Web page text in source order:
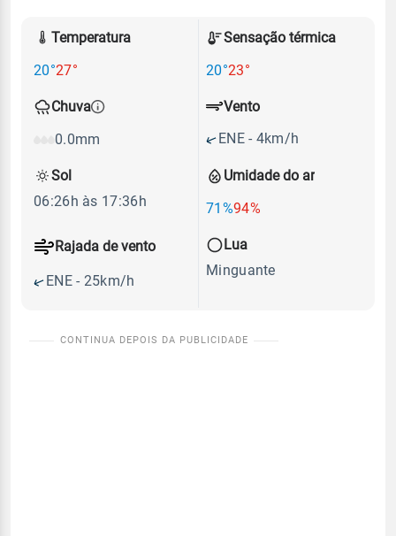
Temperatura
20°27°
Sensação térmica
20°23°
Chuva
0.0mm
Umidade do ar
71%94%
Vento
ENE - 4km/h
Rajada de vento
ENE - 25km/h
Sol
06:26h às 17:36h
Lua
Minguante